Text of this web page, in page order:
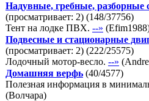
Надувные, гребные, разборные
(просматривает: 2) (148/37756)
Тент на лодке ПВХ. --» (Efim1988
Подвесные и стационарные
(просматривает: 2) (222/25575)
Лодочный мотор-весло. --» (
Домашняя верфь (40/4577)
Полезная информация в
(Волчара)